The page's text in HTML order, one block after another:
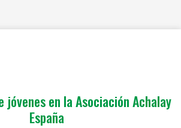
en la Asociación Achalay
España